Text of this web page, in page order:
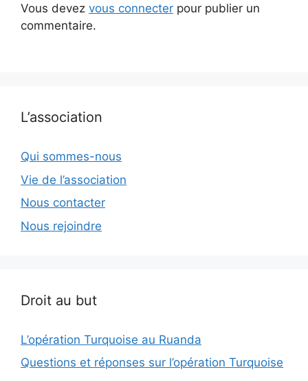
Vous devez vous connecter pour publier un
commentaire.
L’association
Qui sommes-nous
Vie de l’association
Nous contacter
Nous rejoindre
Droit au but
L’opération Turquoise au Ruanda
Questions et réponses sur l’opération Turquoise